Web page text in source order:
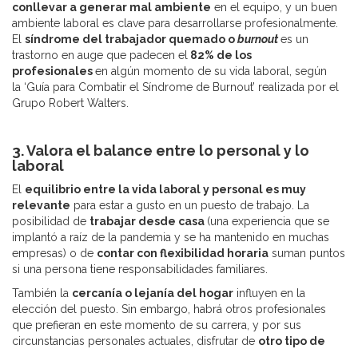
conllevar a generar mal ambiente en el equipo, y un buen
ambiente laboral es clave para desarrollarse profesionalmente.
El síndrome del trabajador quemado oburnoutes un
trastorno en auge que padecen el 82% de los
profesionalesen algún momento de su vida laboral, según
la ‘Guía para Combatir el Síndrome de Burnout’ realizada por el
Grupo Robert Walters.
3. Valora el balance entre lo personal y lo
laboral
El equilibrio entre la vida laboral y personal es muy
relevante para estar a gusto en un puesto de trabajo. La
posibilidad de trabajar desde casa (una experiencia que se
implantó a raíz de la pandemia y se ha mantenido en muchas
empresas) o de contar con flexibilidad horaria suman puntos
si una persona tiene responsabilidades familiares.
También la cercanía o lejanía del hogar influyen en la
elección del puesto. Sin embargo, habrá otros profesionales
que prefieran en este momento de su carrera, y por sus
circunstancias personales actuales, disfrutar de otro tipo de